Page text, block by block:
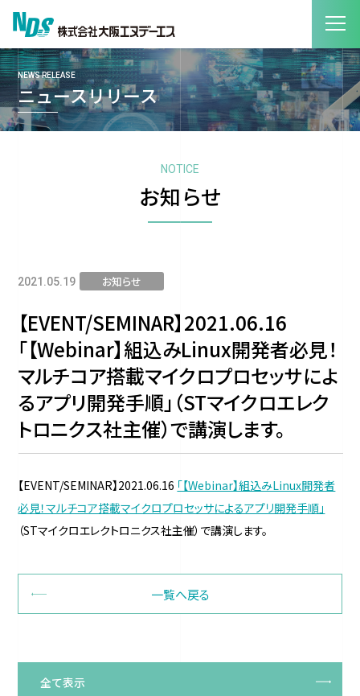
NEWS RELEASE
ニュースリリース
NOTICE
お知らせ
2021.05.19 お知らせ
【EVENT/SEMINAR】2021.06.16
「【Webinar】組込みLinux開発者必見！
マルチコア搭載マイクロプロセッサによ
るアプリ開発手順」（STマイクロエレク
トロニクス社主催）で講演します。
【EVENT/SEMINAR】2021.06.16 「【Webinar】組込みLinux開発者
必見！マルチコア搭載マイクロプロセッサによるアプリ開発手順」
（STマイクロエレクトロニクス社主催）で講演します。
一覧へ戻る
全て表示